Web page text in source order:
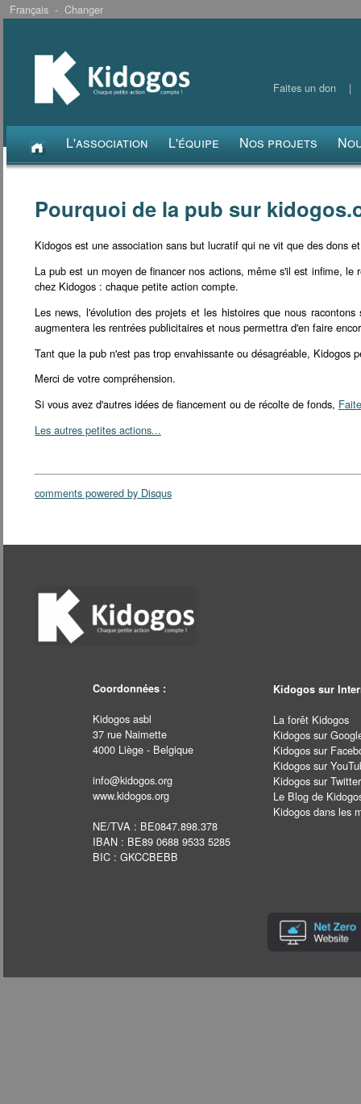
Français - Changer
Faites un don
L'association L'équipe Nos projets
Pourquoi de la pub sur
Kidogos est une association sans but lucratif qui ne vit que des dons
La pub est un moyen de financer nos actions, même s'il est infime,
chez Kidogos : chaque petite action compte.
Les news, l'évolution des projets et les histoires que nous
augmentera les rentrées publicitaires et nous permettra d'en faire
Tant que la pub n'est pas trop envahissante ou désagréable, Kidogos
Merci de votre compréhension.
Si vous avez d'autres idées de fiancement ou de récolte de fonds,
Les autres petites actions...
comments powered by Disqus
Coordonnées :
Kidogos asbl
37 rue Naimette
4000 Liège - Belgique
info@kidogos.org
www.kidogos.org
NE/TVA : BE0847.898.378
IBAN : BE89 0688 9533 5285
BIC : GKCCBEBB
Kidogos sur
La forêt Kidogos
Kidogos sur
Kidogos sur
Kidogos sur
Kidogos sur Twitter
Le Blog de
Kidogos dans les